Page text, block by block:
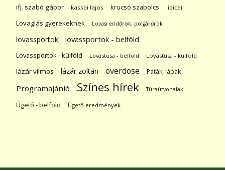
ifj. szabó gábor kassai lajos krucsó szabolcs lipicai
Lovaglás gyerekeknek Lovasrendőrök; polgárőrök
lovassportok lovassportok - belföld
Lovassportok - külföld Lovastusa - belföld Lovastusa - külföld
lázár vilmos lázár zoltán overdose Paták; lábak
Programajánló Színes hírek Túraútvonalak
Ügető - belföld Ügető eredmények